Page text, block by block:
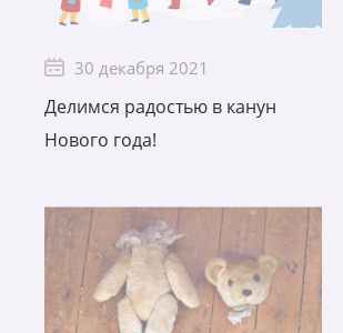
30 декабря 2021
Делимся радостью в канун
Нового года!